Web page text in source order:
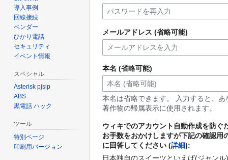
メールアドレス (省略可能)
本名 (省略可能)
本名は省略できます。 入力すると、あ
著作物の帰属表示に使用されます。
ウィキでのアカウント自動作成を防ぐ
お手数をおかけしますが下記の確認用
に回答してください (詳細):
日本独自のスイーツといえば(ジャンル
導入事例
回線接続
ベンダー
ひかり電話
セキュリティ
イベント情報
スペシャル
Asterisk pjsip
ABS
黒電話 ハック
ツール
特別ページ
印刷用バージョン